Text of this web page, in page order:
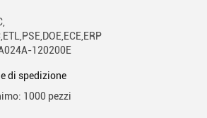
120200E
di spedizione
1000 pezzi